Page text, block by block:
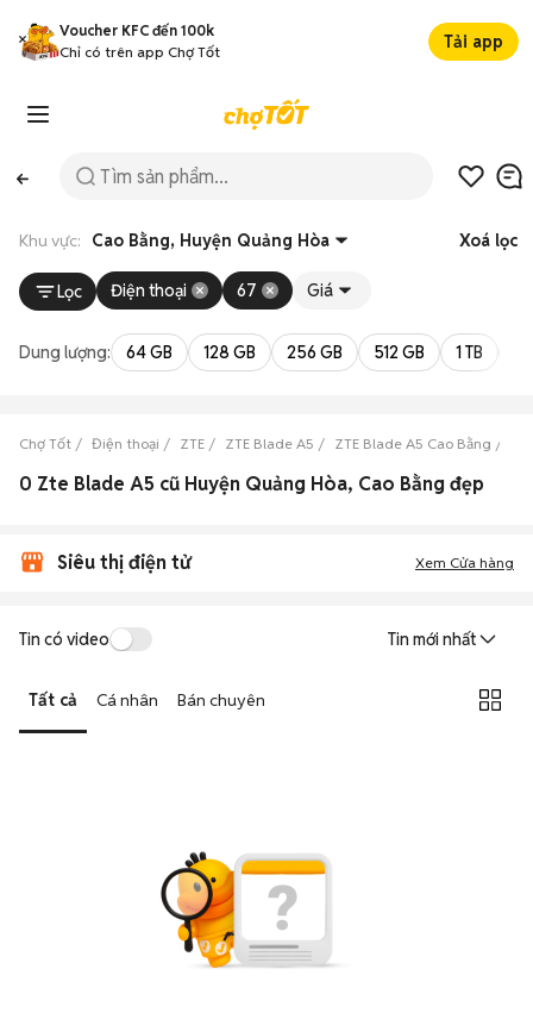
Voucher KFC đến 100k
Chỉ có trên app Chợ Tốt
Tải app
Khu vực: Cao Bằng, Huyện Quảng Hòa Xoá lọc
Lọc Điện thoại 67 Giá
Dung lượng: 64 GB 128 GB 256 GB 512 GB 1 TB
Chợ Tốt Điện thoại ZTE ZTE Blade A5 ZTE Blade A5 Cao Bằng
0 Zte Blade A5 cũ Huyện Quảng Hòa, Cao Bằng đẹp
Siêu thị điện tử Xem Cửa hàng
Tin có video Tin mới nhất
Tất cả Cá nhân Bán chuyên